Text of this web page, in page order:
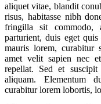
aliquet vitae, blandit
risus, habitasse nibh
fringilla sit commodo,
parturient, duis eget
mauris lorem, curabitur
amet velit sapien nec
repellat. Sed et
aliquam. Elementum
curabitur lorem lobortis,